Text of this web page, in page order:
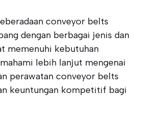
conveyor belts
dengan berbagai jenis dan
memenuhi kebutuhan
lebih lanjut mengenai
perawatan conveyor belts
keuntungan kompetitif bagi